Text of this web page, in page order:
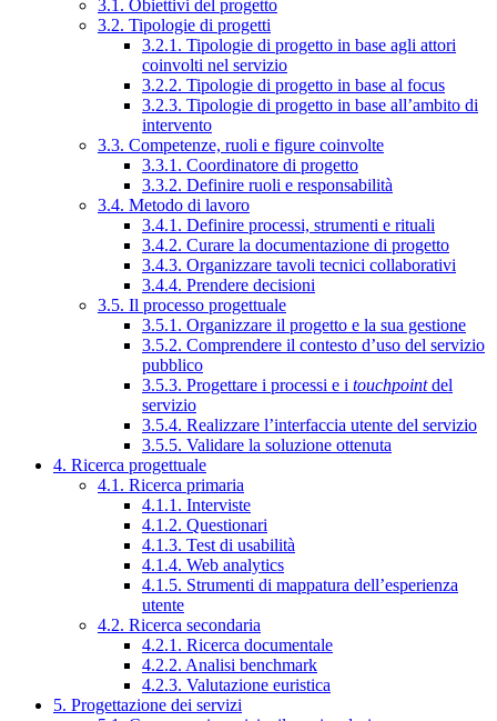
3.1. Obiettivi del progetto
3.2. Tipologie di progetti
3.2.1. Tipologie di progetto in base agli attori
coinvolti nel servizio
3.2.2. Tipologie di progetto in base al focus
3.2.3. Tipologie di progetto in base all’ambito di
intervento
3.3. Competenze, ruoli e figure coinvolte
3.3.1. Coordinatore di progetto
3.3.2. Definire ruoli e responsabilità
3.4. Metodo di lavoro
3.4.1. Definire processi, strumenti e rituali
3.4.2. Curare la documentazione di progetto
3.4.3. Organizzare tavoli tecnici collaborativi
3.4.4. Prendere decisioni
3.5. Il processo progettuale
3.5.1. Organizzare il progetto e la sua gestione
3.5.2. Comprendere il contesto d’uso del servizio
pubblico
3.5.3. Progettare i processi e i touchpointdel
servizio
3.5.4. Realizzare l’interfaccia utente del servizio
3.5.5. Validare la soluzione ottenuta
4. Ricerca progettuale
4.1. Ricerca primaria
4.1.1. Interviste
4.1.2. Questionari
4.1.3. Test di usabilità
4.1.4. Web analytics
4.1.5. Strumenti di mappatura dell’esperienza
utente
4.2. Ricerca secondaria
4.2.1. Ricerca documentale
4.2.2. Analisi benchmark
4.2.3. Valutazione euristica
5. Progettazione dei servizi